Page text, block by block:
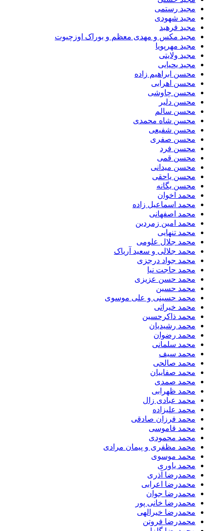
مجید رستمی
مجید شهودی
مجید فرهبد
مجید مکس و مهدی معظم و بوراک اوزچیوت
مجید مهرپویا
مجید ولایتی
مجید یحیایی
محسن ابراهیم زاده
محسن اهرابی
محسن چاوشی
محسن دلیر
محسن سالم
محسن شاه محمدی
محسن شفیعی
محسن صفری
محسن فرد
محسن قمی
محسن میدانی
محسن یاحقی
محسن یگانه
محمد اخوان
محمد اسماعیل زاده
محمد اصفهانی
محمد امین زمردین
محمد تنهایی
محمد جلال علومی
محمد جلالی و سعید آریاک
محمد جواد درجزی
محمد حاجت نیا
محمد حسن عزیزی
محمد حسین
محمد حسینی و علی موسوی
محمد خیراتی
محمد ذاکرحسین
محمد رشیدیان
محمد رضوان
محمد سلمانی
محمد سیف
محمد صالحی
محمد صفاییان
محمد صمدی
محمد ظهرابی
محمد عبادی زال
محمد علیزاده
محمد فرزان صادقی
محمد قاموسی
محمد محمودی
محمد مظفری و پیمان مرادی
محمد موسوی
محمد یاوری
محمدرضا آذری
محمدرضا اعرابی
محمدرضا جوان
محمدرضا خانی پور
محمدرضا خیرالهی
محمدرضا فروتن